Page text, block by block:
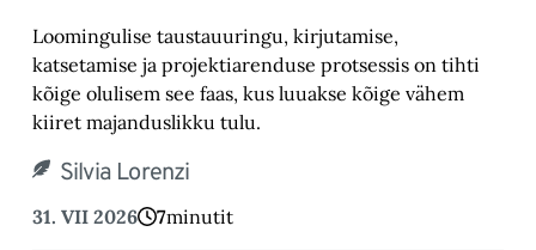
Loomingulise taustauuringu, kirjutamise,
katsetamise ja projektiarenduse protsessis on tihti
kõige olulisem see faas, kus luuakse kõige vähem
kiiret majanduslikku tulu.
Silvia Lorenzi
31. VII 2026 7minutit